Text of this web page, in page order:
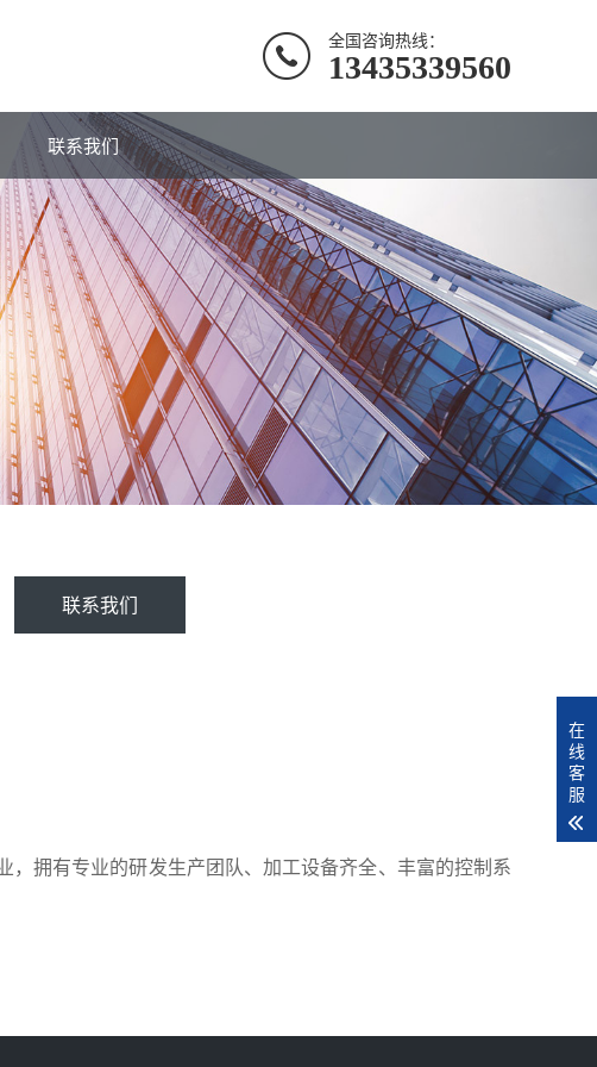
全国咨询热线：
13435339560
联系我们
联系我们
，拥有专业的研发生产团队、加工设备齐全、丰富的控制系
在
线
客
服